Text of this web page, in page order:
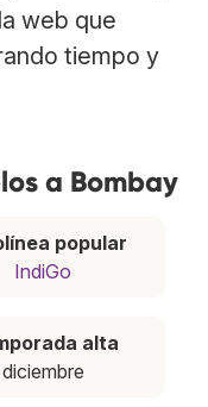
web que
tiempo y
a Bombay
popular
IndiGo
alta
diciembre